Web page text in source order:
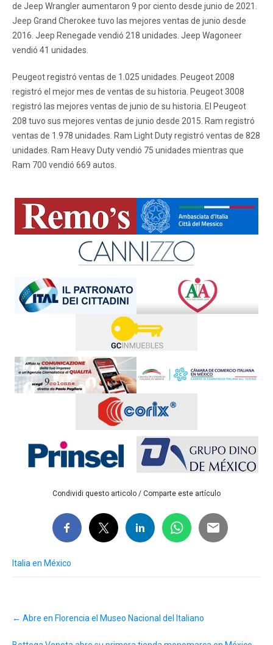
de Jeep Wrangler aumentaron 9 por ciento desde junio de 2021.
Jeep Grand Cherokee tuvo las mejores ventas de junio desde
2016. Jeep Renegade vendió 218 unidades. Jeep Wagoneer
vendió 41 unidades.
Peugeot registró ventas de 1.025 unidades. Peugeot 2008
registró el mejor mes de ventas de su historia. Peugeot 3008
registró las mejores ventas de junio de su historia. El Peugeot
208 tuvo sus mejores ventas de junio desde 2015. Ram registró
ventas de 1.978 unidades. Ram Light Duty registró ventas de 828
unidades. Ram Heavy Duty vendió 75 unidades mientras que
Ram 700 vendió 669 autos.
Condividi questo articolo / Comparte este artículo
Italia en México
navigation
← Abre en Florencia el Museo Nacional del Italiano